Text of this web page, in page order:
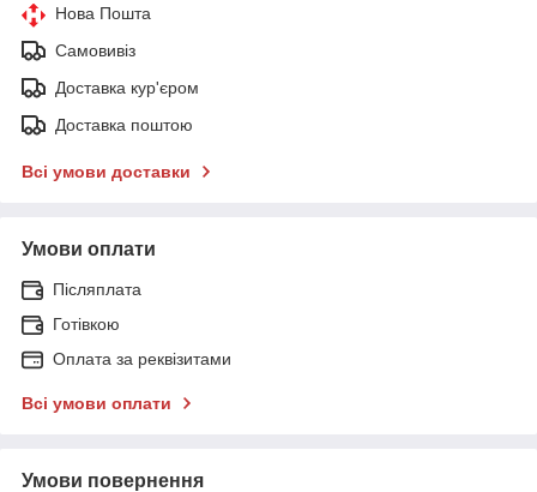
Нова Пошта
Самовивіз
Доставка кур'єром
Доставка поштою
Всі умови доставки
Умови оплати
Післяплата
Готівкою
Оплата за реквізитами
Всі умови оплати
Умови повернення